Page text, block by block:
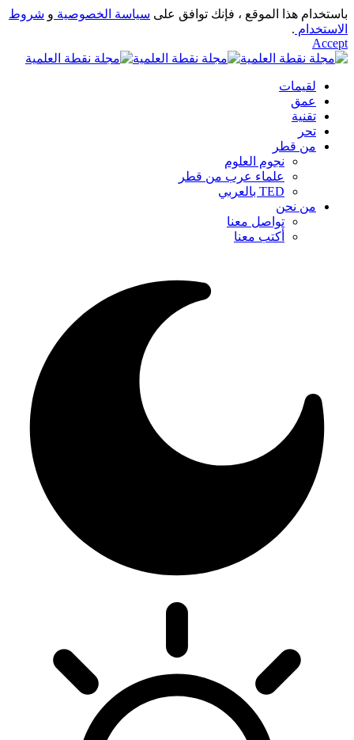
باستخدام هذا الموقع ، فإنك توافق على سياسة الخصوصية و شروط
الاستخدام .
Accept
لقيمات
عمق
تقنية
تحر
من قطر
نجوم العلوم
علماء عرب من قطر
TED بالعربي
من نحن
تواصل معنا
أكتب معنا